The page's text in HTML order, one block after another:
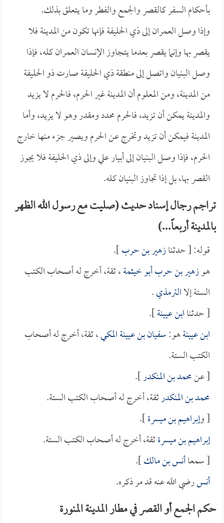
بأحكام السفر كالقصر والجمع والفطر وما يتعلق بذلك.
وإذا وصل العمران إلى ذي الحليفة فإنها تكون من المدينة فلا
يقصر بها وإنما يقصر بعدما يتجاوز الإنسان العمران كله، فإذا
وصل البنيان واتصل إلى منطقة ذي الحليفة صارت ذو الحليفة
من المدينة، ومن المعلوم أن المدينة غير الحرم، فالحرم لا يزيد
والمدينة يمكن أن تزيد، فالحرم محدد ومقدر وهو لا يزيد، وأما
المدينة فيمكن أن تزيد وتخرج عن الحرم ويصير جزء منها خارج
الحرم، فإذا وصل البنيان إلى أبيار علي وإلى ذي الحليفة فلا يجوز
القصر بها، بل إذا تجاوز البنيان كله.
تراجم رجال إسناد حديث (صليت مع رسول الله الظهر
بالمدينة أربعاً...)
قوله: [ حدثنازهير بن حرب].
هوزهير بن حرب أبو خيثمة، ثقة، أخرج له أصحاب الكتب
الستة إلاالترمذي.
[ حدثناابن عيينة].
ابن عيينةهو:سفيان بن عيينة المكي، ثقة، أخرج له أصحاب
الكتب الستة.
[ عنمحمد بن المنكدر].
محمد بن المنكدرثقة، أخرج له أصحاب الكتب الستة.
[ وإبراهيم بن ميسرة].
إبراهيم بن ميسرةثقة، أخرج له أصحاب الكتب الستة.
[ سمعاأنس بن مالك].
أنسرضي الله عنه قد مر ذكره.
حكم الجمع أو القصر في مطار المدينة المنورة